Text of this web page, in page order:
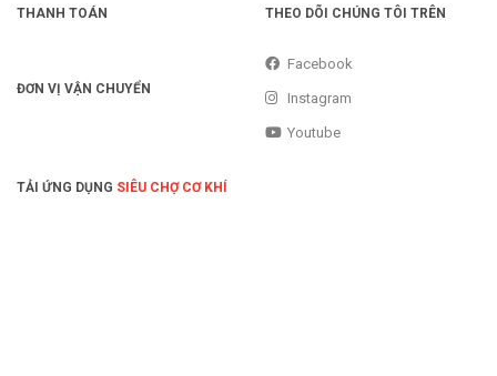
THANH TOÁN
ĐƠN VỊ VẬN CHUYỂN
THEO DÕI CHÚNG TÔI TRÊN
Facebook
Instagram
Youtube
TẢI ỨNG DỤNG SIÊU CHỢ CƠ KHÍ